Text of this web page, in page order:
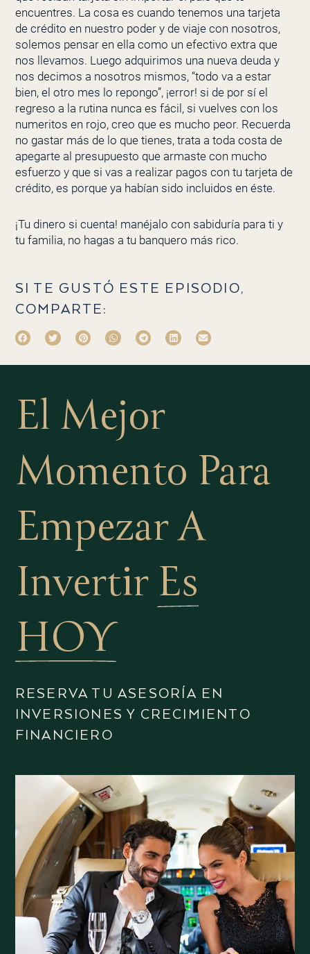
encuentres. La cosa es cuando tenemos una tarjeta
de crédito en nuestro poder y de viaje con nosotros,
solemos pensar en ella como un efectivo extra que
nos llevamos. Luego adquirimos una nueva deuda y
nos decimos a nosotros mismos, “todo va a estar
bien, el otro mes lo repongo”, ¡error! si de por sí el
regreso a la rutina nunca es fácil, si vuelves con los
numeritos en rojo, creo que es mucho peor. Recuerda
no gastar más de lo que tienes, trata a toda costa de
apegarte al presupuesto que armaste con mucho
esfuerzo y que si vas a realizar pagos con tu tarjeta de
crédito, es porque ya habían sido incluidos en éste.
¡Tu dinero si cuenta! manéjalo con sabiduría para ti y
tu familia, no hagas a tu banquero más rico.
SI TE GUSTÓ ESTE EPISODIO,
COMPARTE:
El Mejor
Momento Para
Empezar A
Invertir Es
HOY
RESERVA TU ASESORÍA EN
INVERSIONES Y CRECIMIENTO
FINANCIERO